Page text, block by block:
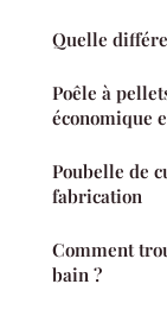
Quelle
Poêle à
économique
Poubelle de
fabrication
Comment
bain ?